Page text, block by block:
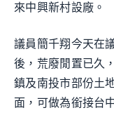
來中興新村設廠。
議員簡千翔今天在
後，荒廢閒置已久
鎮及南投市部份土
面，可做為銜接台